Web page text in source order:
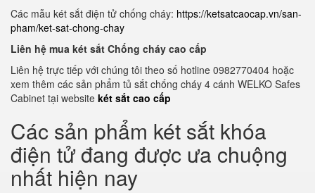
Các mẫu két sắt điện tử chống cháy: https://ketsatcaocap.vn/san-
pham/ket-sat-chong-chay
Liên hệ mua két sắt Chống cháy cao cấp
Liên hệ trực tiếp với chúng tôi theo số hotline 0982770404 hoặc
xem thêm các sản phẩm tủ sắt chống cháy 4 cánh WELKO Safes
Cabinet tại website két sắt cao cấp
Các sản phẩm két sắt khóa
điện tử đang được ưa chuộng
nhất hiện nay